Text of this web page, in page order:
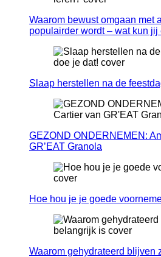
Waarom bewust omgaan met
populairder wordt – wat kun jij
Slaap herstellen na de
GEZOND ONDERNEMEN:
GR’EAT Granola
Hoe hou je je goede
Waarom gehydrateerd blijven